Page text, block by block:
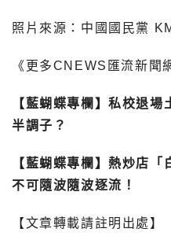
照片來源：中國國民黨
《更多CNEWS匯流新聞
【藍蝴蝶專欄】私校退
半調子？
【藍蝴蝶專欄】熱炒店
不可隨波隨波逐流！
【文章轉載請註明出處】